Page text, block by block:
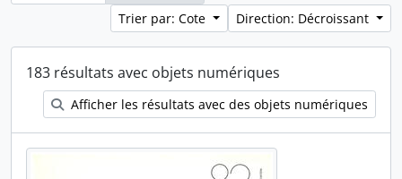
Trier par: Cote
Direction: Décroissant
183 résultats avec objets numériques
Afficher les résultats avec des objets numériques